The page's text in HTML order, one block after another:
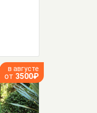
в августе
от 3500₽